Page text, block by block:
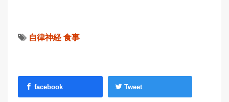
自律神経 食事
facebook Tweet